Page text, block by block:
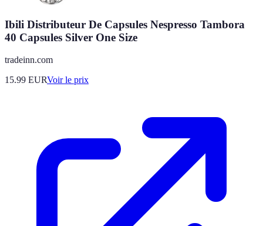
Ibili Distributeur De Capsules Nespresso Tambora
40 Capsules Silver One Size
tradeinn.com
15.99 EURVoir le prix